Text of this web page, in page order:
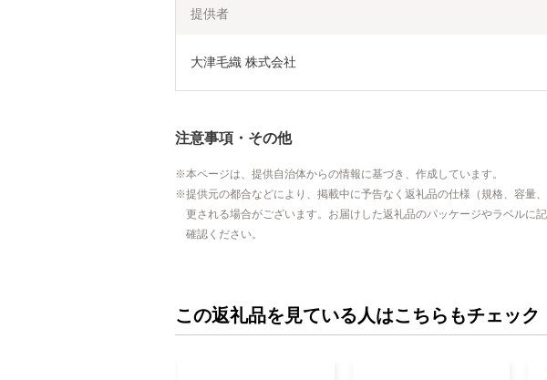
提供者
大津毛織 株式会社
注意事項・その他
本ページは、提供自治体からの情報に基づき、作成しています。
提供元の都合などにより、掲載中に予告なく返礼品の仕様（規格、容量
更される場合がございます。お届けした返礼品のパッケージやラベルに
確認ください。
この返礼品を見ている人はこちらもチェック